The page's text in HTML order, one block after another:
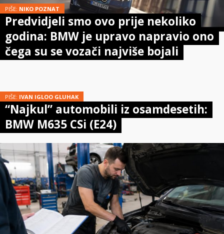
PIŠE: NIKO POZNAT
Predvidjeli smo ovo prije nekoliko
godina: BMW je upravo napravio ono
čega su se vozači najviše bojali
PIŠE: IVAN IGLOO GLUHAK
“Najkul” automobili iz osamdesetih:
BMW M635 CSi (E24)